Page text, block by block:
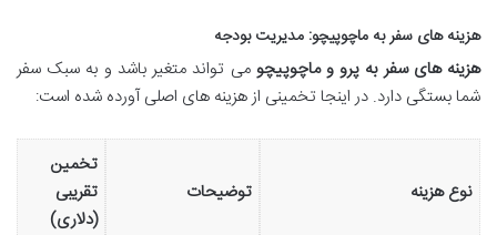
هزینه های سفر به ماچوپیچو: مدیریت بودجه
هزینه های سفر به پرو و ماچوپیچو می تواند متغیر باشد و به سبک سفر
شما بستگی دارد. در اینجا تخمینی از هزینه های اصلی آورده شده است:
نوع هزینه توضیحات
تخمین
تقریبی
(دلاری)